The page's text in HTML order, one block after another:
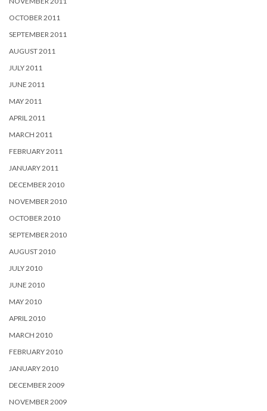
OCTOBER 2011
SEPTEMBER 2011
AUGUST 2011
JULY 2011
JUNE 2011
MAY 2011
APRIL 2011
MARCH 2011
FEBRUARY 2011
JANUARY 2011
DECEMBER 2010
NOVEMBER 2010
OCTOBER 2010
SEPTEMBER 2010
AUGUST 2010
JULY 2010
JUNE 2010
MAY 2010
APRIL 2010
MARCH 2010
FEBRUARY 2010
JANUARY 2010
DECEMBER 2009
NOVEMBER 2009